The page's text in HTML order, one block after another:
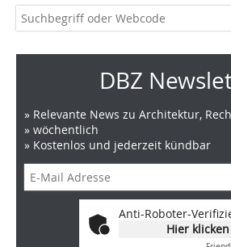
DBZ
» Relevante News zu Architektur,
» wöchentlich
» Kostenlos und jederzeit kündbar
Anti-Roboter-
Hier klicken